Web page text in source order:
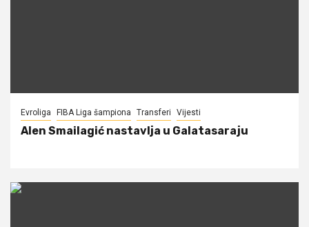
Evroliga FIBA Liga šampiona Transferi Vijesti
Alen Smailagić nastavlja u Galatasaraju